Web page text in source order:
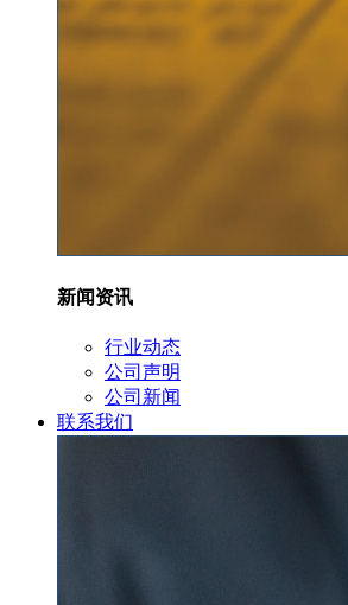
新闻资讯
行业动态
公司声明
公司新闻
联系我们